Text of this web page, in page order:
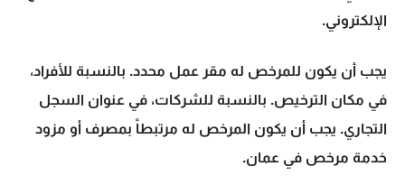
الإلكتروني.
يجب أن يكون للمرخص له مقر عمل محدد. بالنسبة للأفراد،
في مكان الترخيص. بالنسبة للشركات، في عنوان السجل
التجاري. يجب أن يكون المرخص له مرتبطاً بمصرف أو مزود
خدمة مرخص في عمان.